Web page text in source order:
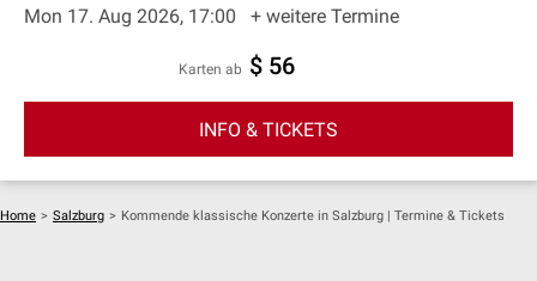
Mon 17. Aug 2026, 17:00
+ weitere Termine
Karten ab $ 56
INFO & TICKETS
Home > Salzburg > Kommende klassische Konzerte in Salzburg | Termine & Tickets